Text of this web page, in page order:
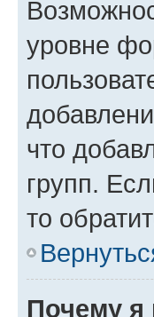
уровне
что
групп.
то
Почему я